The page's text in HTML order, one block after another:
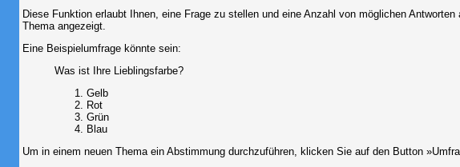
Diese Funktion erlaubt Ihnen, eine Frage zu stellen und eine Anzahl von möglichen
Thema angezeigt.
Eine Beispielumfrage könnte sein:
Was ist Ihre Lieblingsfarbe?
Gelb
Rot
Grün
Blau
Um in einem neuen Thema ein Abstimmung durchzuführen, klicken Sie auf den Button